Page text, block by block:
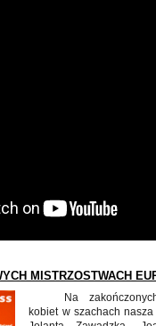
MISTRZOSTWACH
Na
kobiet w szachach